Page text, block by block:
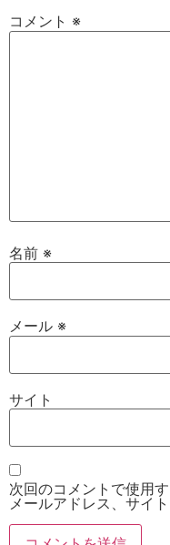
コメント ※
名前 ※
メール ※
サイト
次回のコメントで使用
メールアドレス、サイト